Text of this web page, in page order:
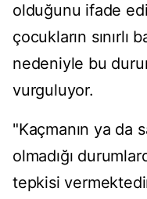
olduğunu ifade
çocukların sınırlı
nedeniyle bu
vurguluyor.
"Kaçmanın ya da
olmadığı
tepkisi